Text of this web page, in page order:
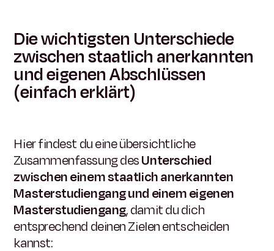
Die wichtigsten Unterschiede
zwischen staatlich anerkannten
und eigenen Abschlüssen
(einfach erklärt)
Hier findest du eine übersichtliche
Zusammenfassung desUnterschied
zwischen einem staatlich anerkannten
Masterstudiengang und einem eigenen
Masterstudiengang, damit du dich
entsprechend deinen Zielen entscheiden
kannst: